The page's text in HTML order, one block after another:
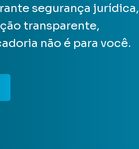
segurança jurídica,
transparente,
não é para você.